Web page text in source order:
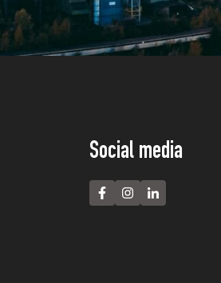
Social media